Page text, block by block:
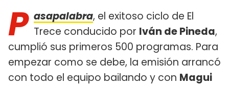
P asapalabra, el exitoso ciclo de El
Trece conducido por Iván de Pineda,
cumplió sus primeros 500 programas. Para
empezar como se debe, la emisión arrancó
con todo el equipo bailando y con Magui